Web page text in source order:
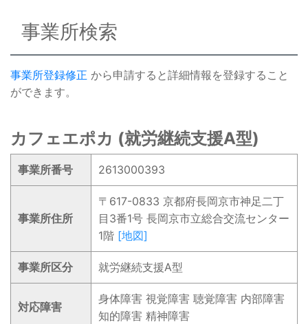
事業所検索
事業所登録修正 から申請すると詳細情報を登録すること
ができます。
カフェエポカ (就労継続支援A型)
事業所番号 2613000393
事業所住所
〒617-0833 京都府長岡京市神足二丁
目3番1号 長岡京市立総合交流センター
1階 [地図]
事業所区分 就労継続支援A型
対応障害
身体障害 視覚障害 聴覚障害 内部障害
知的障害 精神障害